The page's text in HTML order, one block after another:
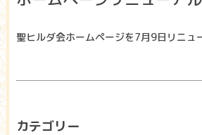
聖ヒルダ会ホームページを7月9日リニュ
カテゴリー